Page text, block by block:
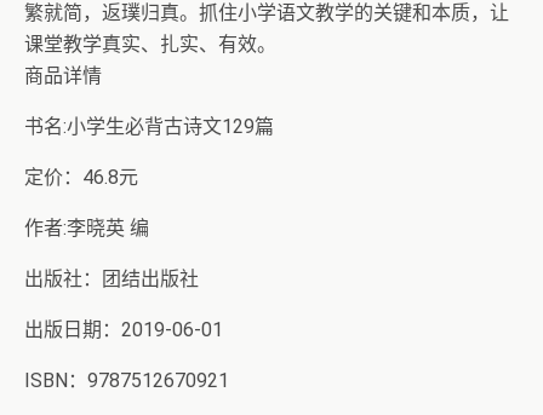
繁就简，返璞归真。抓住小学语文教学的关键和本质，让
课堂教学真实、扎实、有效。
商品详情
书名:小学生必背古诗文129篇
定价：46.8元
作者:李晓英 编
出版社：团结出版社
出版日期：2019-06-01
ISBN：9787512670921